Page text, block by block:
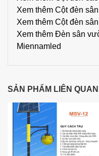
Xem thêm Cột đèn
Xem thêm Cột đèn
Xem thêm Đèn sân
Miennamled
SẢN PHẨM LIÊN QUAN